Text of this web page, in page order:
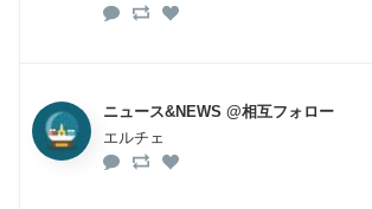
ニュース&NEWS @相互フォロー
エルチェ